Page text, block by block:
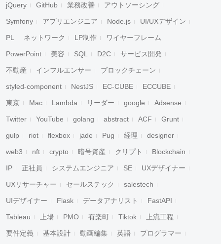
jQuery GitHub 業務改善 アウトソーシング
Symfony アプリエンジニア Node.js UI/UXデザイン
PL ネットワーク LP制作 ワイヤーフレーム
PowerPoint 美容 SQL D2C サービス開発
不動産 インフルエンサー ブロックチェーン
styled-component NestJS EC-CUBE ECCUBE
東京 Mac Lambda リーダー google Adsense
Twitter YouTube golang abstract ACF Grunt
gulp riot flexbox jade Pug 経理 designer
web3 nft crypto 暗号資産 クリプト Blockchain
IP 正社員 システムエンジニア SE UXデザイナー
UXリサーチャー セールステック salestech
UIデザイナー Flask データアナリスト FastAPI
Tableau 上場 PMO 有楽町 Tiktok 上流工程
要件定義 基本設計 動画編集 英語 プログラマー